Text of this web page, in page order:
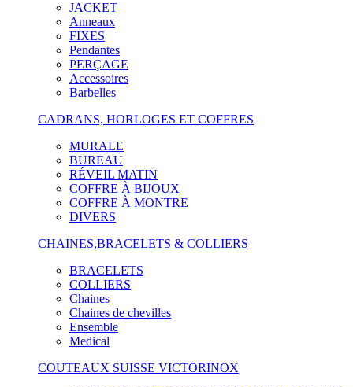
JACKET
Anneaux
FIXES
Pendantes
PERÇAGE
Accessoires
Barbelles
CADRANS, HORLOGES ET COFFRES
MURALE
BUREAU
RÉVEIL MATIN
COFFRE À BIJOUX
COFFRE À MONTRE
DIVERS
CHAINES,BRACELETS & COLLIERS
BRACELETS
COLLIERS
Chaines
Chaines de chevilles
Ensemble
Medical
COUTEAUX SUISSE VICTORINOX